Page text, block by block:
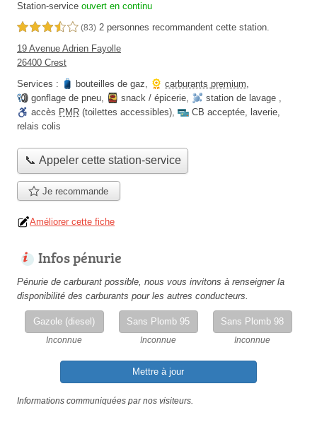
Station-service ouvert en continu
3,5 étoiles sur 5 (83) 2 personnes recommandent cette station.
19 Avenue Adrien Fayolle
26400 Crest
Services :
bouteilles de gaz, carburants premium,
gonflage de pneu, snack / épicerie, station de lavage ,
accès PMR (toilettes accessibles), CB acceptée, laverie,
relais colis
📞 Appeler cette station-service
Je recommande
Améliorer cette fiche
Infos pénurie
Pénurie de carburant possible, nous vous invitons à renseigner la
disponibilité des carburants pour les autres conducteurs.
Gazole (diesel)
Inconnue
Sans Plomb 95
Inconnue
Sans Plomb 98
Inconnue
Mettre à jour
Informations communiquées par nos visiteurs.